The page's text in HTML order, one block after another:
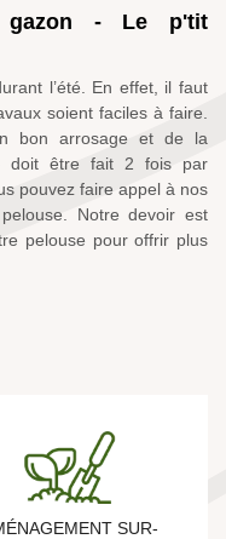
gazon - Le p'tit
l’été. En effet, il faut
soient faciles à faire.
bon arrosage et de la
doit être fait 2 fois par
pouvez faire appel à nos
Notre devoir est
pelouse pour offrir plus
SUR-